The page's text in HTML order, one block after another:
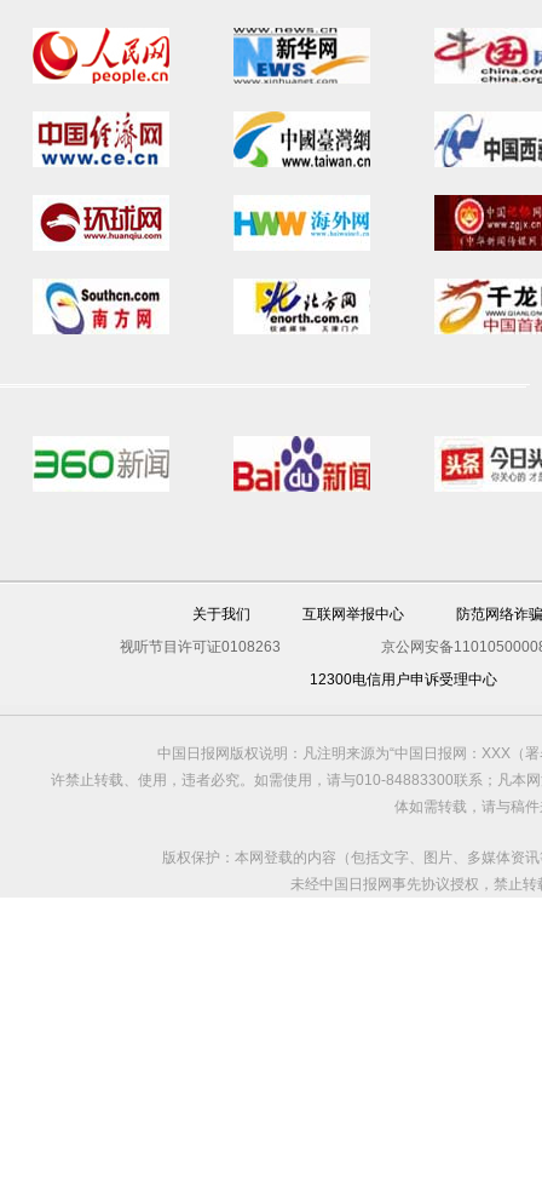
关于我们 互联网举报中心
防范网络诈骗
视听节目许可证0108263
京公网安备
12300电信用户申诉受理中心
中国日报网版权说明：凡注明来源为“中国日报网：XXX（
许禁止转载、使用，违者必究。如需使用，请与010-84883300联系；凡本
体如需转载，请与稿
版权保护：本网登载的内容（包括文字、图片、多媒体资
未经中国日报网事先协议授权，禁止